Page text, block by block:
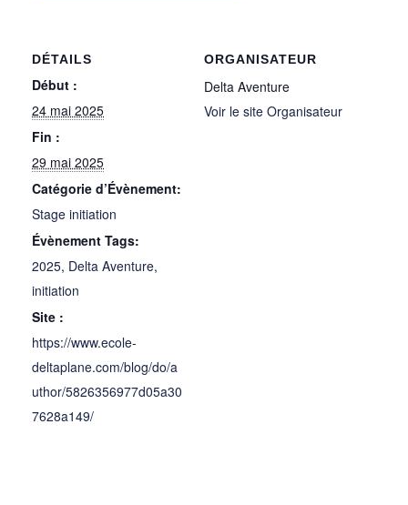
DÉTAILS
Début :
24 mai 2025
Fin :
29 mai 2025
Catégorie d’Évènement:
Stage initiation
Évènement Tags:
2025, Delta Aventure,
initiation
Site :
https://www.ecole-
deltaplane.com/blog/do/a
uthor/5826356977d05a30
7628a149/
ORGANISATEUR
Delta Aventure
Voir le site Organisateur